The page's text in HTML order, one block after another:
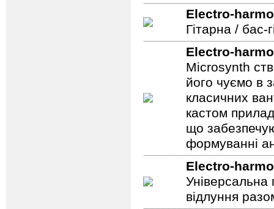
Electro-
Гітарна / бас-
Electro-
Microsynth
його чуємо в
класичних
кастом
що
формуванні
Electro-
Універсальна
відлуння